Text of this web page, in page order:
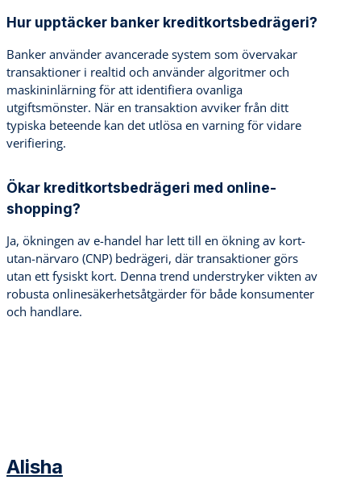
Hur upptäcker banker kreditkortsbedrägeri?
Banker använder avancerade system som övervakar
transaktioner i realtid och använder algoritmer och
maskininlärning för att identifiera ovanliga
utgiftsmönster. När en transaktion avviker från ditt
typiska beteende kan det utlösa en varning för vidare
verifiering.
Ökar kreditkortsbedrägeri med online-
shopping?
Ja, ökningen av e-handel har lett till en ökning av kort-
utan-närvaro (CNP) bedrägeri, där transaktioner görs
utan ett fysiskt kort. Denna trend understryker vikten av
robusta onlinesäkerhetsåtgärder för både konsumenter
och handlare.
Alisha